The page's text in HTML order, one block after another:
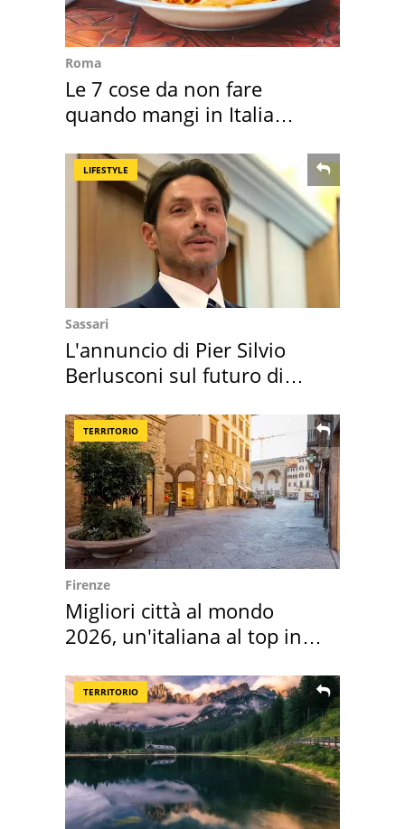
Roma
Le 7 cose da non fare
quando mangi in Italia
LIFESTYLE
Sassari
L'annuncio di Pier Silvio
Berlusconi sul futuro di
TERRITORIO
Firenze
Migliori città al mondo
2026, un'italiana al top in
TERRITORIO